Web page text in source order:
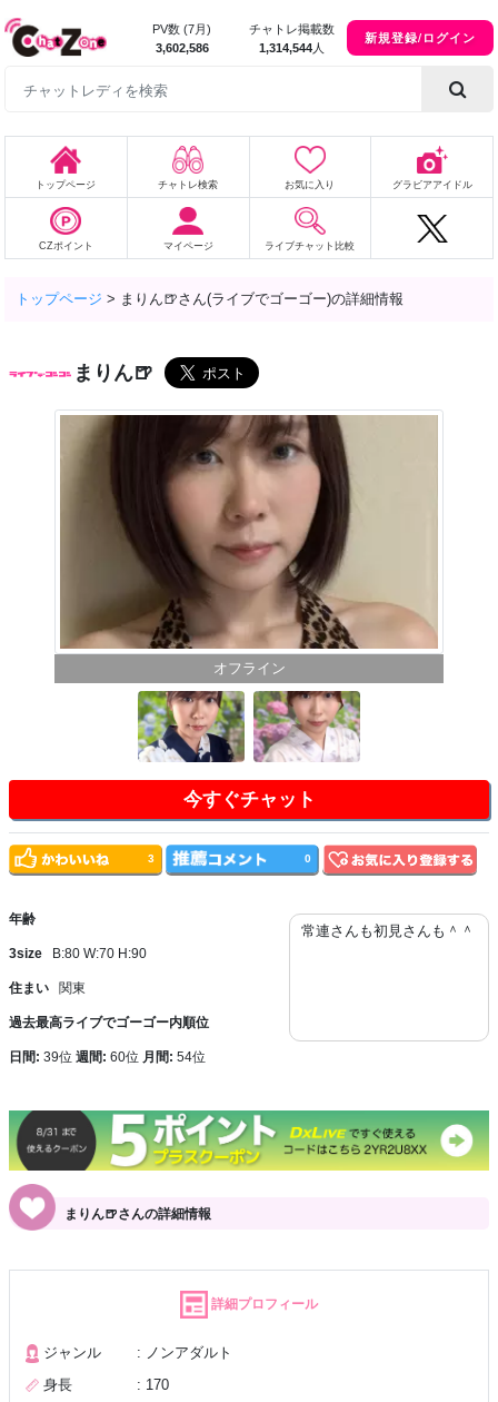
PV数 (7月)
3,602,586
チャトレ掲載数
1,314,544 人
新規登録/ログイン
トップページ チャトレ検索 お気に入り グラビアアイドル
CZポイント マイページ ライブチャット比較
トップページ > まりん🍺さん(ライブでゴーゴー)の詳細情報
まりん🍺
オフライン
今すぐチャット
年齢
3size B:80 W:70 H:90
住まい 関東
過去最高ライブでゴーゴー内順位
日間: 39位 週間: 60位 月間: 54位
常連さんも初見さんも＾＾
3 0
まりん🍺さんの詳細情報
詳細プロフィール
ジャンル
: ノンアダルト
身長
: 170